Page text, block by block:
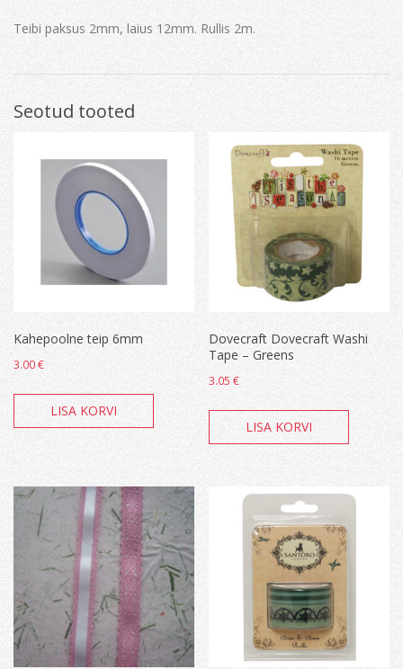
Teibi paksus 2mm, laius 12mm. Rullis 2m.
Seotud tooted
Kahepoolne teip 6mm
3.00€
LISA KORVI
Dovecraft Dovecraft Washi
Tape – Greens
3.05€
LISA KORVI